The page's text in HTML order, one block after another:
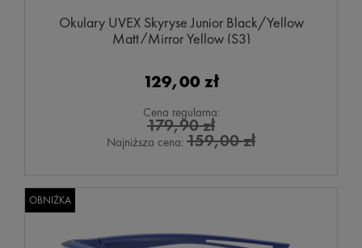
Okulary UVEX Skyryse Junior Black/Yellow
Matt/Mirror Yellow (S3)
129,00 zł
Cena regularna:
179,90 zł
Najniższa cena: 159,00 zł
OBNIŻKA